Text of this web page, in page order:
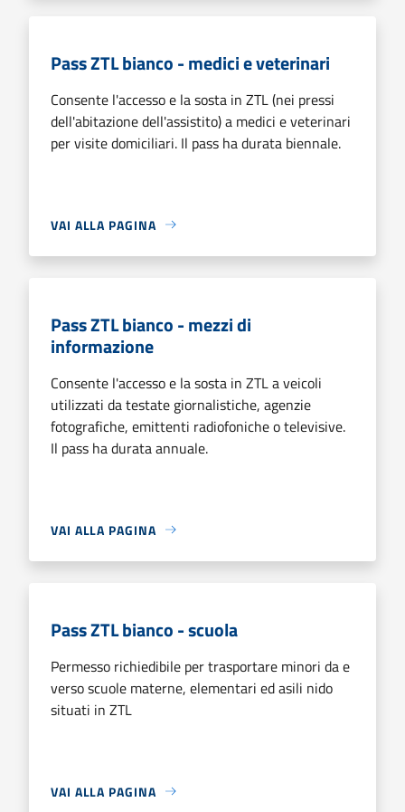
Pass ZTL bianco - medici e veterinari
Consente l'accesso e la sosta in ZTL (nei pressi
dell'abitazione dell'assistito) a medici e veterinari
per visite domiciliari. Il pass ha durata biennale.
VAI ALLA PAGINA
Pass ZTL bianco - mezzi di
informazione
Consente l'accesso e la sosta in ZTL a veicoli
utilizzati da testate giornalistiche, agenzie
fotografiche, emittenti radiofoniche o televisive.
Il pass ha durata annuale.
VAI ALLA PAGINA
Pass ZTL bianco - scuola
Permesso richiedibile per trasportare minori da e
verso scuole materne, elementari ed asili nido
situati in ZTL
VAI ALLA PAGINA